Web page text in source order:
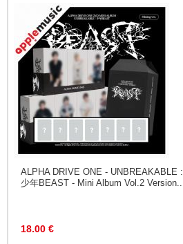
ALPHA DRIVE ONE - UNBREAKABLE :
少年BEAST - Mini Album Vol.2 Version...
18.00 €